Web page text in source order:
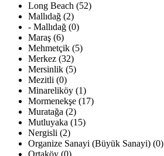
Long Beach (52)
Mallıdağ (2)
- Mallıdağ (0)
Maraş (6)
Mehmetçik (5)
Merkez (32)
Mersinlik (5)
Mezitli (0)
Minareliköy (1)
Mormenekşe (17)
Muratağa (2)
Mutluyaka (15)
Nergisli (2)
Organize Sanayi (Büyük Sanayi) (0)